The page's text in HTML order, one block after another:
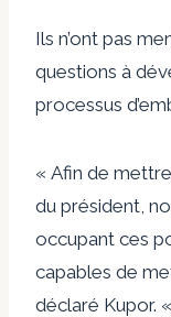
Ils n’ont pas
questions à
processus
« Afin de
du président,
occupant ces
capables de
déclaré Kupor.